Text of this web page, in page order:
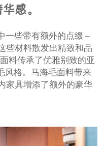
感。
一些带有额外的点缀 –
些材料散发出精致和品
料传承了优雅别致的亚
风格。马海毛面料带来
家具增添了额外的豪华